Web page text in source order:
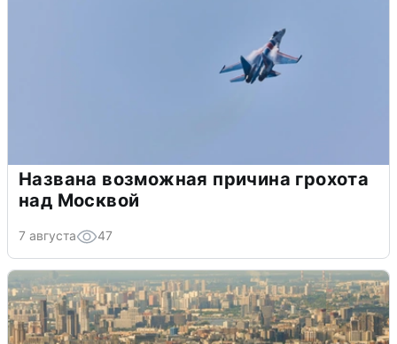
Названа возможная причина грохота
над Москвой
7 августа 47